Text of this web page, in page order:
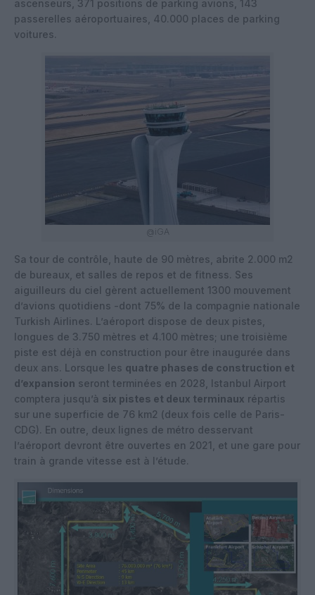
ascenseurs, 371 positions de parking avions, 143
passerelles aéroportuaires, 40.000 places de parking
voitures.
@iGA
Sa tour de contrôle, haute de 90 mètres, abrite 2.000 m2
de bureaux, et salles de repos et de fitness. Ses
aiguilleurs du ciel gèrent actuellement 1300 mouvement
d’avions quotidiens -dont 75% de la compagnie nationale
Turkish Airlines. L’aéroport dispose de deux pistes,
longues de 3.750 mètres et 4.100 mètres; une troisième
piste est déjà en construction pour être inaugurée dans
deux ans. Lorsque les quatre phases de construction et
d’expansion seront terminées en 2028, Istanbul Airport
comptera jusqu’à six pistes et deux terminaux répartis
sur une superficie de 76 km2 (deux fois celle de Paris-
CDG). En outre, deux lignes de métro desservant
l’aéroport devront être ouvertes en 2021, et une gare pour
train à grande vitesse est à l’étude.